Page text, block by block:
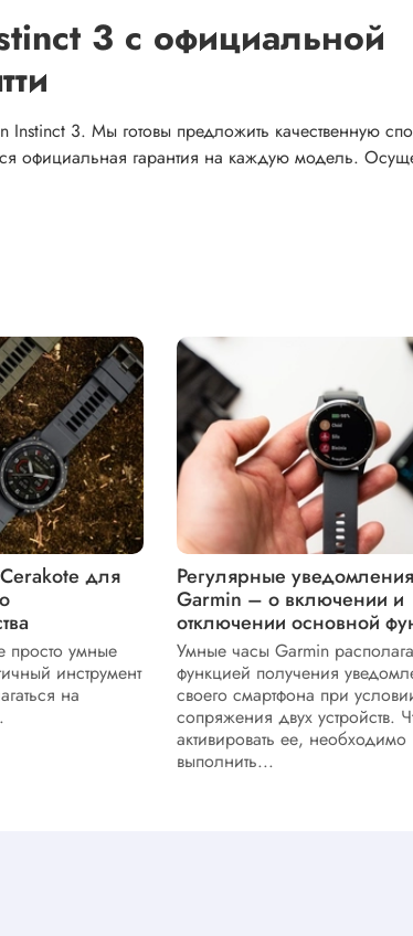
3 с официальной
3. Мы готовы предложить качественную
официальная гарантия на каждую модель.
для
просто умные
инструмент
на
Регулярные
Garmin – о включении и
отключении основной
Умные часы Garmin
функцией получения
своего смартфона при
сопряжения двух устройств.
активировать ее, необходимо
выполнить...